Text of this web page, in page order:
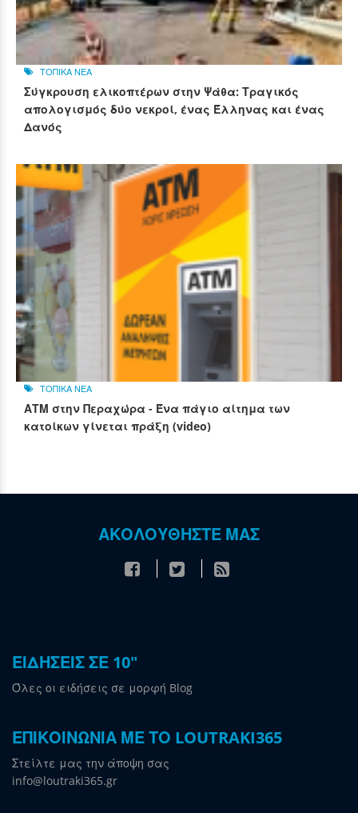
ΤΟΠΙΚΑ ΝΕΑ
Σύγκρουση ελικοπτέρων στην Ψάθα: Τραγικός
απολογισμός δύο νεκροί, ένας Έλληνας και ένας
Δανός
ΤΟΠΙΚΑ ΝΕΑ
ΑΤΜ στην Περαχώρα - Ένα πάγιο αίτημα των
κατοίκων γίνεται πράξη (video)
ΑΚΟΛΟΥΘΗΣΤΕ ΜΑΣ
ΕΙΔΗΣΕΙΣ ΣΕ 10"
Όλες οι ειδήσεις σε μορφή Blog
ΕΠΙΚΟΙΝΩΝΙΑ ΜΕ ΤΟ LOUTRAKI365
Στείλτε μας την άποψη σας
info@loutraki365.gr